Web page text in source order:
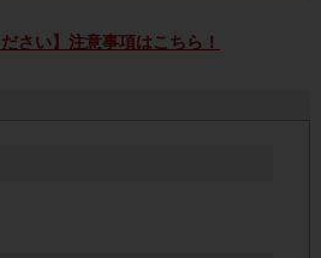
さい】注意事項はこちら！